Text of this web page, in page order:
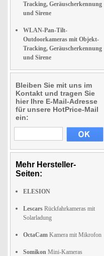
Tracking, Geräuscherkennung
und Sirene
WLAN-Pan-Tilt-
Outdoorkameras mit Objekt-
Tracking, Geräuscherkennung
und Sirene
Bleiben Sie mit uns im
Kontakt und tragen Sie
hier Ihre E-Mail-Adresse
für unsere HotPrice-Mail
ein:
Mehr Hersteller-
Seiten:
ELESION
Lescars Rückfahrkameras mit
Solarladung
OctaCam Kamera mit Mikrofon
Somikon Mini-Kameras